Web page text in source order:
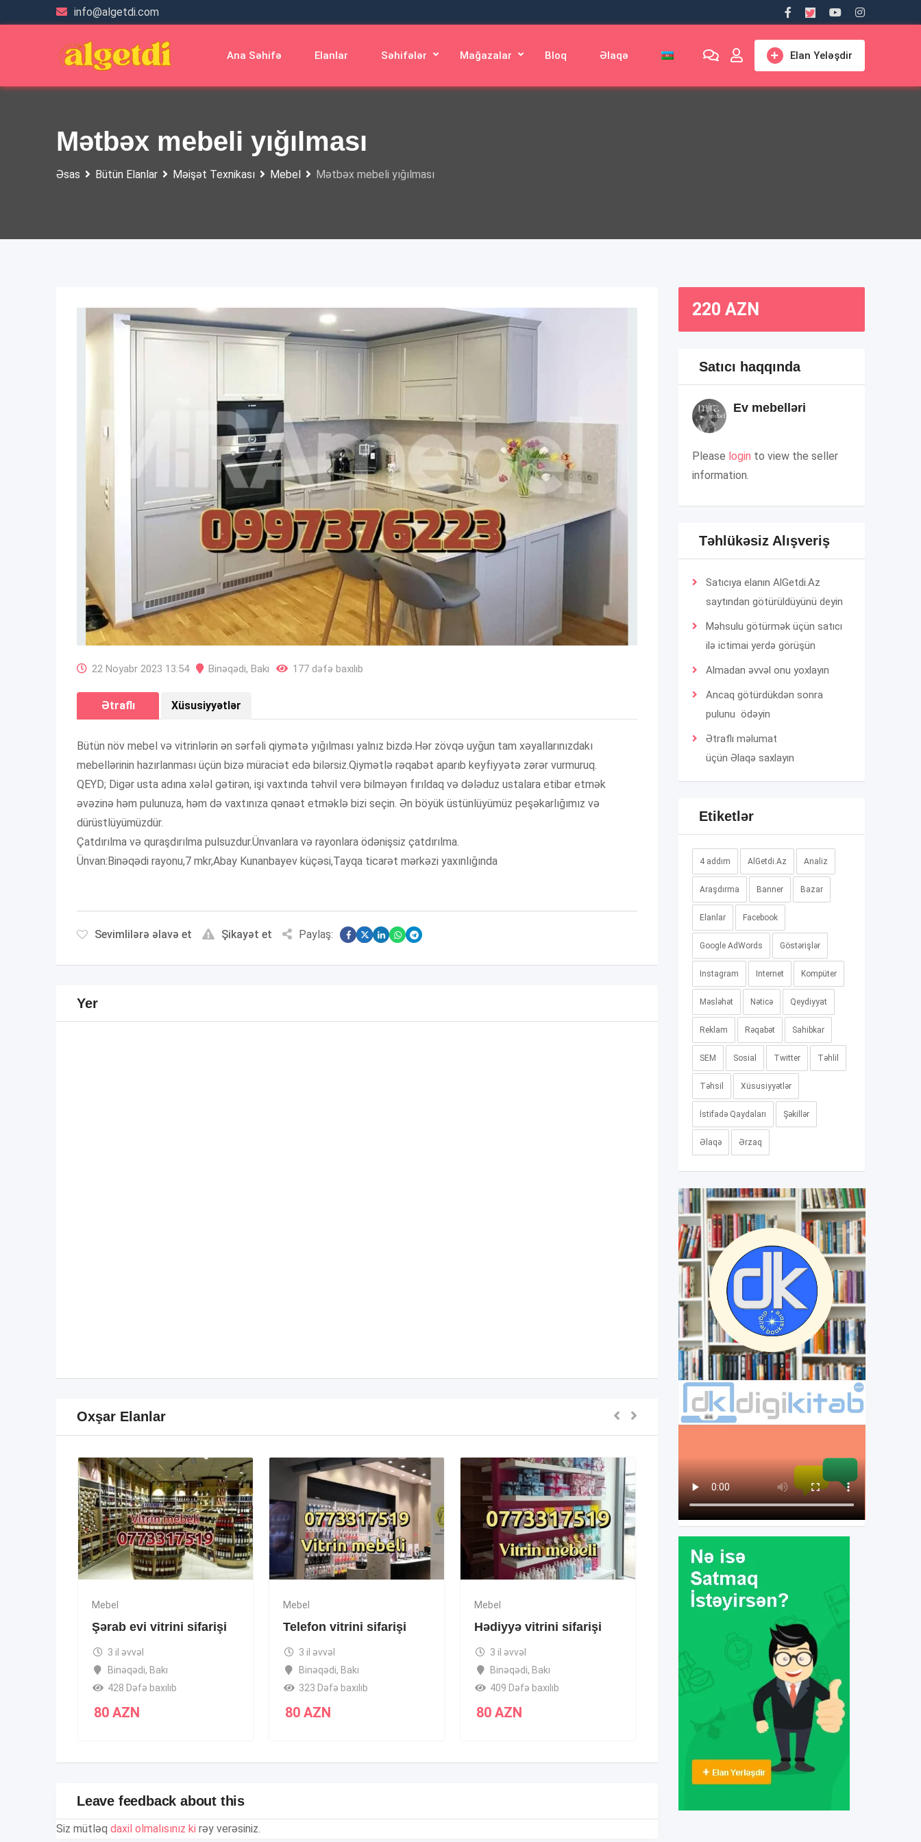
to
info@algetdi.com
Elan Yeləşdir
Ana Səhifə Elanlar Səhifələr Mağazalar Bloq Əlaqə
Mətbəx mebeli yığılması
Əsas Bütün Elanlar Məişət Texnikası Mebel Mətbəx mebeli yığılması
22 Noyabr 2023 13:54 Binəqədi, Bakı 177 dəfə baxılıb
Ətraflı Xüsusiyyətlər
Bütün növ mebel və vitrinlərin ən sərfəli qiymətə yığılması yalnız bizdə.Hər zövqə uyğun tam xəyallarınızdakı
mebellərinin hazırlanması üçün bizə müraciət edə bilərsiz.Qiymətlə rəqabət aparıb keyfiyyətə zərər vurmuruq.
QEYD; Digər usta adına xələl gətirən, işi vaxtında təhvil verə bilməyən fırıldaq və dələduz ustalara etibar etmək
əvəzinə həm pulunuza, həm də vaxtınıza qənaət etməklə bizi seçin. Ən böyük üstünlüyümüz peşəkarlığımız və
dürüstlüyümüzdür.
Çatdırılma və quraşdırılma pulsuzdur.Ünvanlara və rayonlara ödənişsiz çatdırılma.
Ünvan:Binəqədi rayonu,7 mkr,Abay Kunanbayev küçəsi,Tayqa ticarət mərkəzi yaxınlığında
Sevimlilərə əlavə et Şikayət et Paylaş:
Yer
Oxşar Elanlar
Mebel
Şərab evi vitrini sifarişi
3 il əvvəl
Binəqədi, Bakı
428 Dəfə baxılıb
80 AZN
Mebel
Telefon vitrini sifarişi
3 il əvvəl
Binəqədi, Bakı
323 Dəfə baxılıb
80AZN
Mebel
Hədiyyə vitrini sifarişi
3 il əvvəl
Binəqədi, Bakı
409 Dəfə baxılıb
80AZN
Mebel
Kosmetika vitrini sifarişi
3 il əvvəl
Binəqədi
309 Dəfə baxılıb
Leave feedback about this
Siz mütləq daxil olmalısınız ki rəy verəsiniz.
220 AZN
Satıcı haqqında
Ev mebelləri
Please login to view the seller
information.
Təhlükəsiz Alışveriş
Satıcıya elanın AlGetdi.Az
saytından götürüldüyünü deyin
Məhsulu götürmək üçün satıcı
ilə ictimai yerdə görüşün
Almadan əvvəl onu yoxlayın
Ancaq götürdükdən sonra
pulunu ödəyin
Ətraflı məlumat
üçün Əlaqə saxlayın
Etiketlər
4 addım AlGetdi.Az Analiz
Araşdırma Banner Bazar
Elanlar Facebook
Google AdWords Göstərişlər
Instagram Internet Kompüter
Məsləhət Nəticə Qeydiyyat
Reklam Rəqabət Sahibkar
SEM Sosial Twitter Təhlil
Təhsil Xüsusiyyətlər
İstifadə Qaydaları Şəkillər
Əlaqə Ərzaq